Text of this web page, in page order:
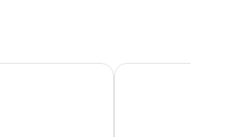
Re FerdinandoAragona Palace Hotel